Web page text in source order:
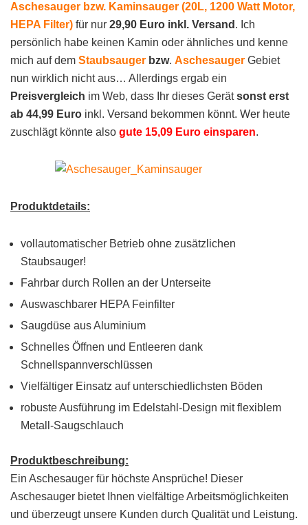
Aschesauger bzw. Kaminsauger (20L, 1200 Watt Motor,
HEPA Filter) für nur 29,90 Euro inkl. Versand . Ich
persönlich habe keinen Kamin oder ähnliches und kenne
mich auf dem Staubsauger bzw. Aschesauger Gebiet
nun wirklich nicht aus… Allerdings ergab ein
Preisvergleich im Web, dass Ihr dieses Gerätsonst erst
ab 44,99 Euro inkl. Versand bekommen könnt. Wer heute
zuschlägt könnte also gute 15,09 Euro einsparen.
Produktdetails:
vollautomatischer Betrieb ohne zusätzlichen
Staubsauger!
Fahrbar durch Rollen an der Unterseite
Auswaschbarer HEPA Feinfilter
Saugdüse aus Aluminium
Schnelles Öffnen und Entleeren dank
Schnellspannverschlüssen
Vielfältiger Einsatz auf unterschiedlichsten Böden
robuste Ausführung im Edelstahl-Design mit flexiblem
Metall-Saugschlauch
Produktbeschreibung:
Ein Aschesauger für höchste Ansprüche! Dieser
Aschesauger bietet Ihnen vielfältige Arbeitsmöglichkeiten
und überzeugt unsere Kunden durch Qualität und Leistung.